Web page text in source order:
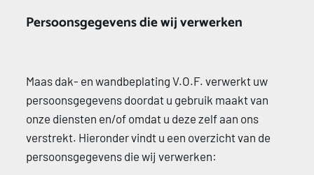
Persoonsgegevens die wij verwerken
Maas dak- en wandbeplating V.O.F. verwerkt uw
persoonsgegevens doordat u gebruik maakt van
onze diensten en/of omdat u deze zelf aan ons
verstrekt. Hieronder vindt u een overzicht van de
persoonsgegevens die wij verwerken: